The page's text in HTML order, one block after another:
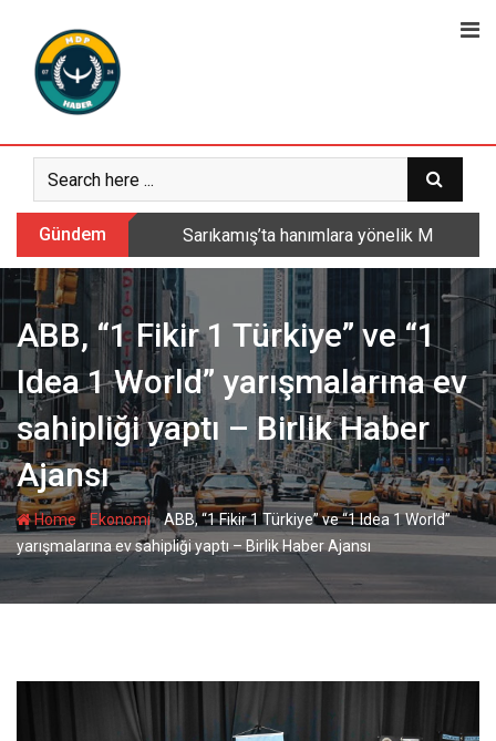
content
Gündem Sarıkamış’ta hanımlara yönelik
ABB, “1 Fikir 1 Türkiye” ve “1
Idea 1 World” yarışmalarına ev
sahipliği yaptı – Birlik Haber
Ajansı
Home-Ekonomi-ABB, “1 Fikir 1 Türkiye” ve “1 Idea 1 World”
yarışmalarına ev sahipliği yaptı – Birlik Haber Ajansı